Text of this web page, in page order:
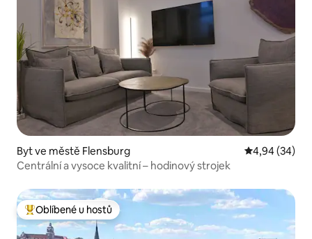
Byt ve městě Flensburg Průměrné
4,94 (34)
Centrální a vysoce kvalitní – hodinový strojek
Nejlepší v kategorii Oblíbené u hostů
Oblíbené u hostů